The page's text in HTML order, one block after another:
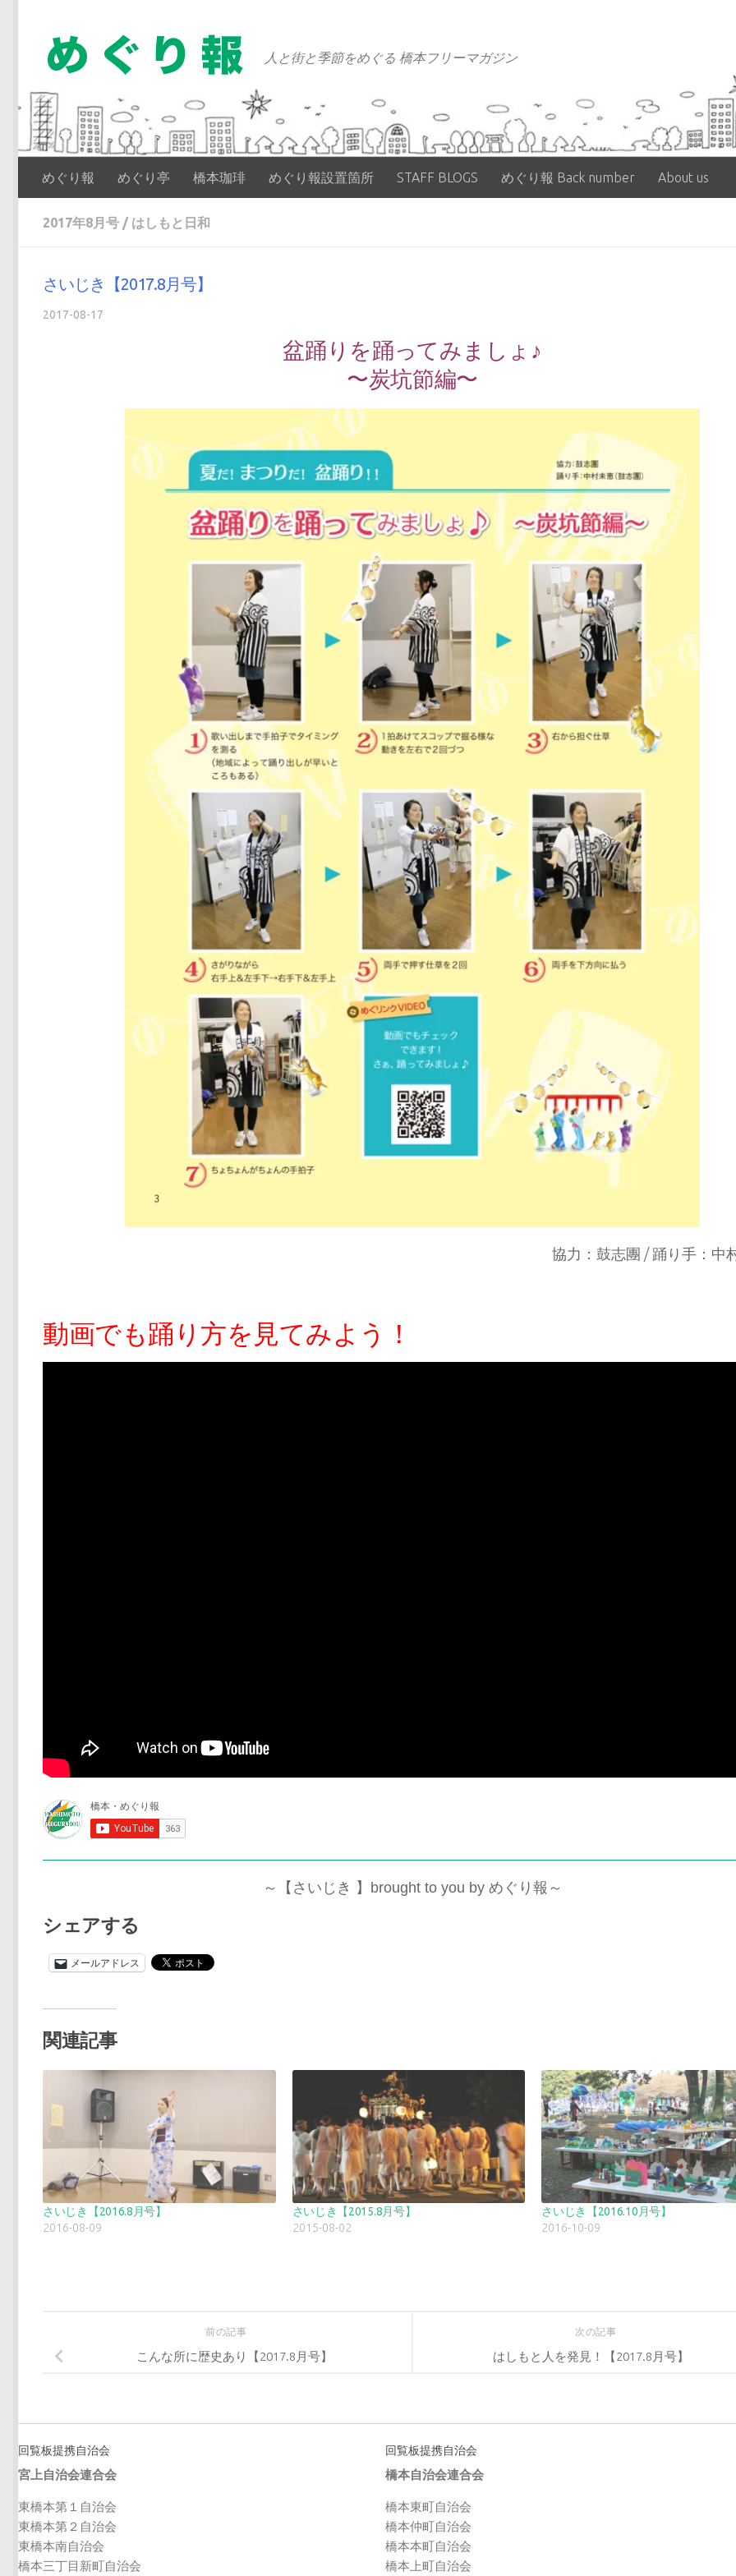
人と街と季節をめぐる 橋本フリーマガジン
めぐり報 めぐり亭 橋本珈琲 めぐり報設置箇所 STAFF BLOGS めぐり報 Back number About us
2017年8月号 / はしもと日和
さいじき【2017.8月号】
2017-08-17
盆踊りを踊ってみましょ♪
〜炭坑節編〜
協力：鼓志團 / 踊り手：中
動画でも踊り方を見てみよう！
～【さいじき 】 brought to you by めぐり報～
シェアする
メールアドレス
関連記事
さいじき【2016.8月号】
2016-08-09
さいじき【2015.8月号】
2015-08-02
さいじき【2016.10月号】
2016-10-09
次の記事
はしもと人を発見！【2017.8月号】
前の記事
こんな所に歴史あり【2017.8月号】
回覧板提携自治会
宮上自治会連合会
東橋本第１自治会
東橋本第２自治会
東橋本南自治会
橋本三丁目新町自治会
回覧板提携自治会
橋本自治会連合会
橋本東町自治会
橋本仲町自治会
橋本本町自治会
橋本上町自治会